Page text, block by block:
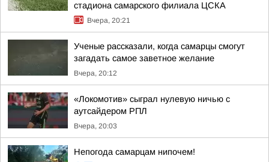
стадиона самарского филиала ЦСКА
Вчера, 20:21
Ученые рассказали, когда самарцы смогут
загадать самое заветное желание
Вчера, 20:12
«Локомотив» сыграл нулевую ничью с
аутсайдером РПЛ
Вчера, 20:03
Непогода самарцам нипочем!